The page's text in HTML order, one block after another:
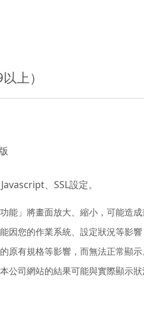
上）
、SSL設定。
能」將畫面放大、縮小，可能造
因您的作業系統、設定狀況等影響
原有規格等影響，而無法正常顯示
公司網站的結果可能與實際顯示狀